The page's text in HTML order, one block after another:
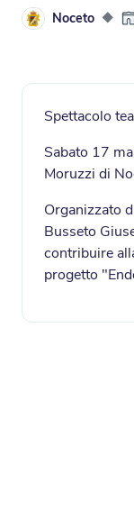
Noceto ◆
Spettacolo
Sabato 17
Moruzzi di
Organizzato
Busseto
contribuire
progetto